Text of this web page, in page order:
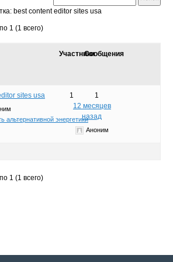
best content editor sites usa
1 (1 всего)
УчастникиСообщения
sites usa
альтернативной энергетики
1
1
12 месяцев
назад
Аноним
1 (1 всего)